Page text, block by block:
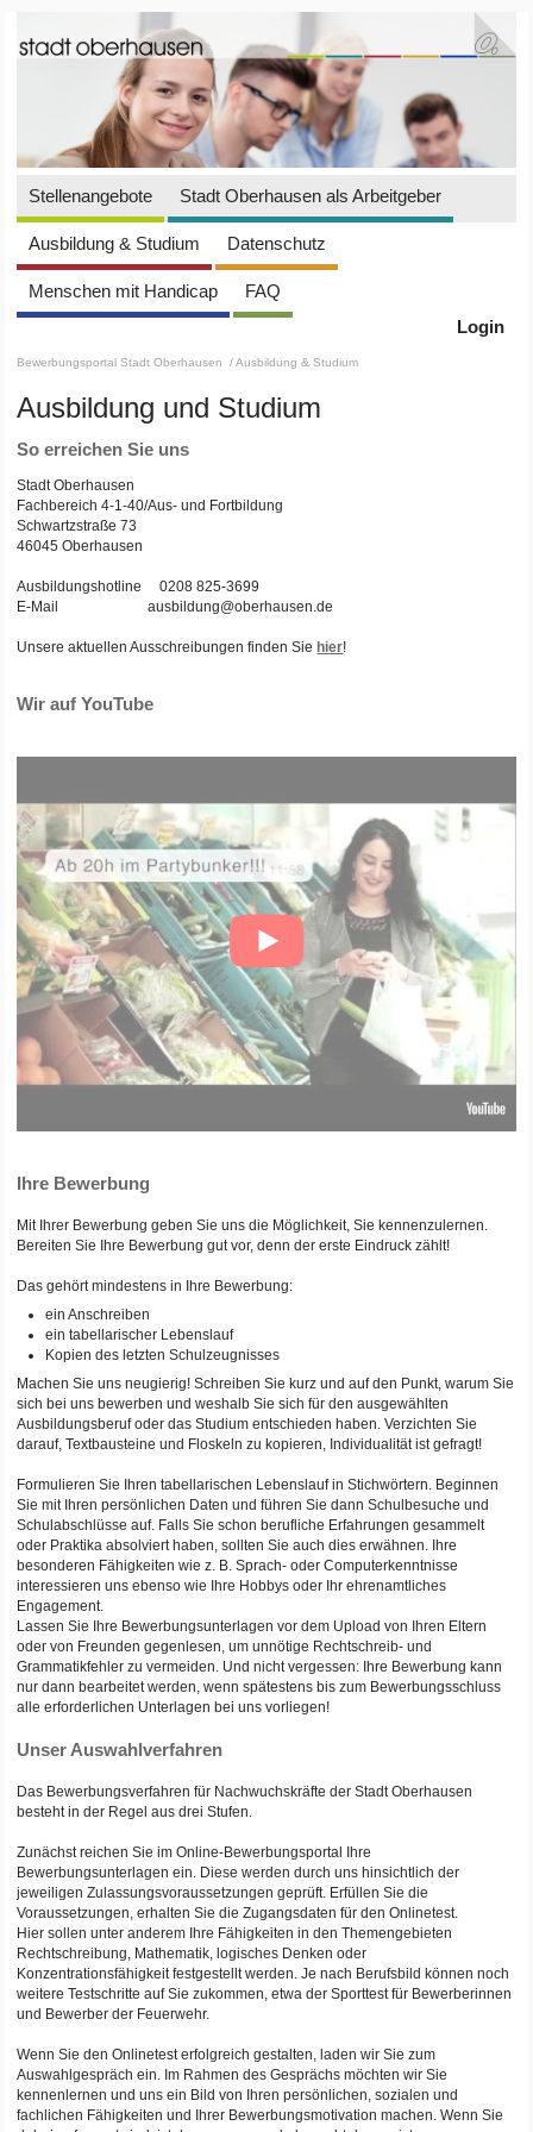
Stellenangebote Stadt Oberhausen als Arbeitgeber
Ausbildung & Studium Datenschutz
Menschen mit Handicap
FAQ
Login
Bewerbungsportal Stadt Oberhausen / Ausbildung & Studium
Ausbildung und Studium
So erreichen Sie uns
Stadt Oberhausen
Fachbereich 4-1-40/Aus- und Fortbildung
Schwartzstraße 73
46045 Oberhausen
Ausbildungshotline 0208 825-3699
E-Mail ausbildung@oberhausen.de
Unsere aktuellen Ausschreibungen finden Sie hier!
Wir auf YouTube
Ihre Bewerbung
Mit Ihrer Bewerbung geben Sie uns die Möglichkeit, Sie kennenzulernen.
Bereiten Sie Ihre Bewerbung gut vor, denn der erste Eindruck zählt!
Das gehört mindestens in Ihre Bewerbung:
ein Anschreiben
ein tabellarischer Lebenslauf
Kopien des letzten Schulzeugnisses
Machen Sie uns neugierig! Schreiben Sie kurz und auf den Punkt, warum Sie
sich bei uns bewerben und weshalb Sie sich für den ausgewählten
Ausbildungsberuf oder das Studium entschieden haben. Verzichten Sie
darauf, Textbausteine und Floskeln zu kopieren, Individualität ist gefragt!
Formulieren Sie Ihren tabellarischen Lebenslauf in Stichwörtern. Beginnen
Sie mit Ihren persönlichen Daten und führen Sie dann Schulbesuche und
Schulabschlüsse auf. Falls Sie schon berufliche Erfahrungen gesammelt
oder Praktika absolviert haben, sollten Sie auch dies erwähnen. Ihre
besonderen Fähigkeiten wie z. B. Sprach- oder Computerkenntnisse
interessieren uns ebenso wie Ihre Hobbys oder Ihr ehrenamtliches
Engagement.
Lassen Sie Ihre Bewerbungsunterlagen vor dem Upload von Ihren Eltern
oder von Freunden gegenlesen, um unnötige Rechtschreib- und
Grammatikfehler zu vermeiden. Und nicht vergessen: Ihre Bewerbung kann
nur dann bearbeitet werden, wenn spätestens bis zum Bewerbungsschluss
alle erforderlichen Unterlagen bei uns vorliegen!
Unser Auswahlverfahren
Das Bewerbungsverfahren für Nachwuchskräfte der Stadt Oberhausen
besteht in der Regel aus drei Stufen.
Zunächst reichen Sie im Online-Bewerbungsportal Ihre
Bewerbungsunterlagen ein. Diese werden durch uns hinsichtlich der
jeweiligen Zulassungsvoraussetzungen geprüft. Erfüllen Sie die
Voraussetzungen, erhalten Sie die Zugangsdaten für den Onlinetest.
Hier sollen unter anderem Ihre Fähigkeiten in den Themengebieten
Rechtschreibung, Mathematik, logisches Denken oder
Konzentrationsfähigkeit festgestellt werden. Je nach Berufsbild können noch
weitere Testschritte auf Sie zukommen, etwa der Sporttest für Bewerberinnen
und Bewerber der Feuerwehr.
Wenn Sie den Onlinetest erfolgreich gestalten, laden wir Sie zum
Auswahlgespräch ein. Im Rahmen des Gesprächs möchten wir Sie
kennenlernen und uns ein Bild von Ihren persönlichen, sozialen und
fachlichen Fähigkeiten und Ihrer Bewerbungsmotivation machen. Wenn Sie